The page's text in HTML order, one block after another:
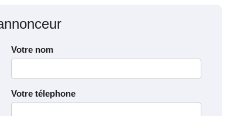
Votre nom
Votre télephone